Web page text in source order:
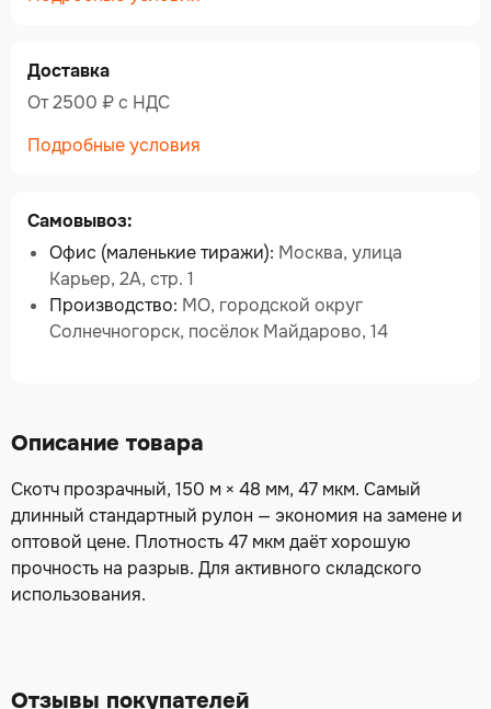
Доставка
От 2500 ₽ c НДС
Подробные условия
Самовывоз:
Офис (маленькие тиражи): Москва, улица
Карьер, 2А, стр. 1
Производство: МО, городской округ
Солнечногорск, посёлок Майдарово, 14
Описание товара
Скотч прозрачный, 150 м × 48 мм, 47 мкм. Самый
длинный стандартный рулон — экономия на замене и
оптовой цене. Плотность 47 мкм даёт хорошую
прочность на разрыв. Для активного складского
использования.
Отзывы покупателей